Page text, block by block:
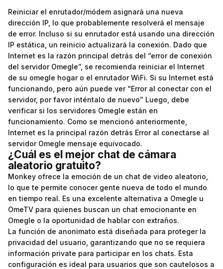
Reiniciar el enrutador/módem asignará una nueva
dirección IP, lo que probablemente resolverá el mensaje
de error. Incluso si su enrutador está usando una dirección
IP estática, un reinicio actualizará la conexión. Dado que
Internet es la razón principal detrás del “error de conexión
del servidor Omegle”, se recomienda reiniciar el Internet
de su omegle hogar o el enrutador WiFi. Si su Internet está
funcionando, pero aún puede ver “Error al conectar con el
servidor, por favor inténtalo de nuevo” Luego, debe
verificar si los servidores Omegle están en
funcionamiento. Como se mencionó anteriormente,
Internet es la principal razón detrás Error al conectarse al
servidor Omegle mensaje equivocado.
¿Cuál es el mejor chat de cámara
aleatorio gratuito?
Monkey ofrece la emoción de un chat de video aleatorio,
lo que te permite conocer gente nueva de todo el mundo
en tiempo real. Es una excelente alternativa a Omegle u
OmeTV para quienes buscan un chat emocionante en
Omegle o la oportunidad de hablar con extraños.
La función de anonimato está diseñada para proteger la
privacidad del usuario, garantizando que no se requiera
información private para participar en los chats. Esta
configuración es ideal para usuarios que son cautelosos a